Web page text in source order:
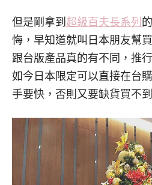
但是剛拿到 超級百夫長系列 的
悔，早知道就叫日本朋友幫
跟台版產品真的有不同，推
如今日本限定可以直接在台
手要快，否則又要缺貨買不